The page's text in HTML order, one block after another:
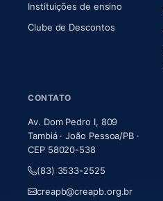
Instituições de ensino
Clube de Descontos
CONTATO
Av. Dom Pedro I, 809
Tambiá · João Pessoa/PB ·
CEP 58020-538
(83) 3533-2525
creapb@creapb.org.br